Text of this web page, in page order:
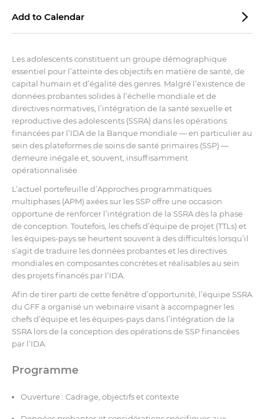
Add to Calendar
Les adolescents constituent un groupe démographique
essentiel pour l’atteinte des objectifs en matière de santé, de
capital humain et d’égalité des genres. Malgré l’existence de
données probantes solides à l’échelle mondiale et de
directives normatives, l’intégration de la santé sexuelle et
reproductive des adolescents (SSRA) dans les opérations
financées par l’IDA de la Banque mondiale — en particulier au
sein des plateformes de soins de santé primaires (SSP) —
demeure inégale et, souvent, insuffisamment
opérationnalisée.
L’actuel portefeuille d’Approches programmatiques
multiphases (APM) axées sur les SSP offre une occasion
opportune de renforcer l’intégration de la SSRA dès la phase
de conception. Toutefois, les chefs d’équipe de projet (TTLs) et
les équipes-pays se heurtent souvent à des difficultés lorsqu’il
s’agit de traduire les données probantes et les directives
mondiales en composantes concrètes et réalisables au sein
des projets financés par l’IDA.
Afin de tirer parti de cette fenêtre d’opportunité, l’équipe SSRA
du GFF a organisé un webinaire visant à accompagner les
chefs d’équipe et les équipes-pays dans l’intégration de la
SSRA lors de la conception des opérations de SSP financées
par l’IDA.
Programme
Ouverture : Cadrage, objectifs et contexte